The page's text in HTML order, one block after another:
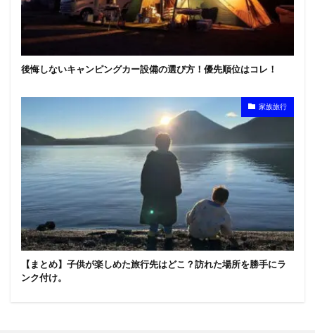
後悔しないキャンピングカー設備の選び方！優先順位はコレ！
家族旅行
【まとめ】子供が楽しめた旅行先はどこ？訪れた場所を勝手にラ
ンク付け。